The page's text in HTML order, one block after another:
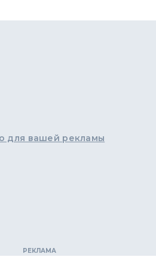
для вашей рекламы